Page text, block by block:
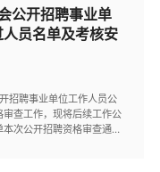
公开招聘事业单
员名单及考核安
招聘事业单位工作人员公
查工作，现将后续工作公
次公开招聘资格审查通过